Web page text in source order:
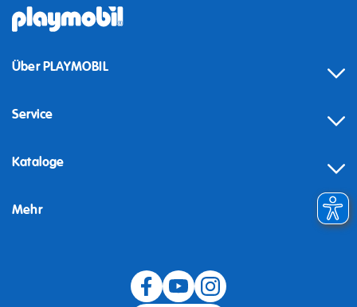
Über PLAYMOBIL
Service
Kataloge
Mehr